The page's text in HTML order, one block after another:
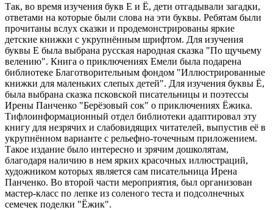
Так, во время изучения букв Е и Ё, дети отгадывали загадки,
ответами на которые были слова на эти буквы. Ребятам были
прочитаны вслух сказки и продемонстрированы яркие
детские книжки с укрупнённым шрифтом. Для изучения
буквы Е была выбрана русская народная сказка "По щучьему
велению". Книга о приключениях Емели была подарена
библиотеке Благотворительным фондом "Иллюстрированные
книжки для маленьких слепых детей". Для изучения буквы Ё,
была выбрана сказка псковской писательницы и поэтессы
Ирены Панченко "Берёзовый сок" о приключениях Ёжика.
Тифлоинформационный отдел библиотеки адаптировал эту
книгу для незрячих и слабовидящих читателей, выпустив её в
укрупнённом варианте с рельефно-точечным приложением.
Такое издание было интересно и зрячим дошколятам,
благодаря наличию в нем ярких красочных иллюстраций,
художником которых является сам писательница Ирена
Панченко. Во второй части мероприятия, был организован
мастер-класс по лепке из соленого теста и подсолнечных
семечек поделки "Ёжик".